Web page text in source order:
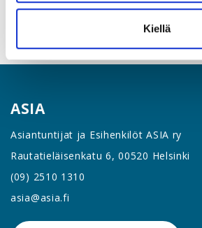
Kiellä
ASIA
Asiantuntijat ja Esihenkilöt ASIA ry
Rautatieläisenkatu 6, 00520 Helsinki
(09) 2510 1310
asia@asia.fi